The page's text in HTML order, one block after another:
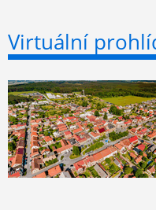
Virtuální